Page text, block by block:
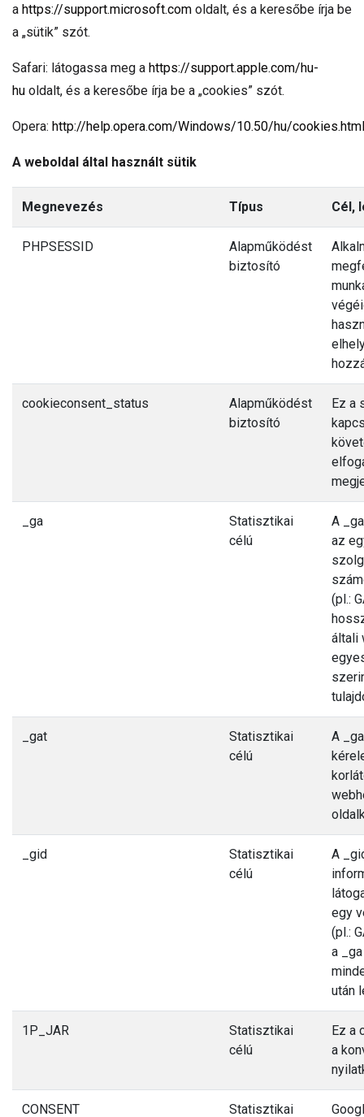
a https://support.microsoft.com oldalt, és a keresőbe írja be
a „sütik” szót.
Safari: látogassa meg a https://support.apple.com/hu-
hu oldalt, és a keresőbe írja be a „cookies” szót.
Opera: http://help.opera.com/Windows/10.50/hu/cookies.html
A weboldal által használt sütik
Megnevezés Típus Cél,
PHPSESSID
Alapműködést
biztosító
cookieconsent_status
Alapműködést
biztosító
Ez a
_ga
Statisztikai
célú
A
az
(pl.:
általi
_gat
Statisztikai
célú
A
_gid
Statisztikai
célú
A
egy
(pl.:
a
után
1P_JAR
Statisztikai
célú
Ez a
a
CONSENT
Statisztikai